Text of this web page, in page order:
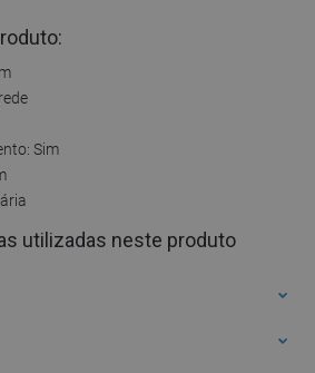
Sim
utilizadas neste produto